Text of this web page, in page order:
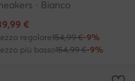
· Bianco
attuale
€
regolare154,99 €-9%
più basso154,99 €-9%